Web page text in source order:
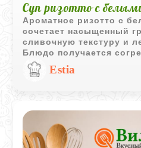
Суп ризотто с
Ароматное ризотто с
сочетает насыщенный
сливочную текстуру и
Блюдо получается
отлично подходит для
ужина.Estia